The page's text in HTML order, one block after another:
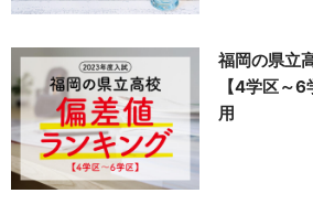
福岡の県立
【4学区～
用